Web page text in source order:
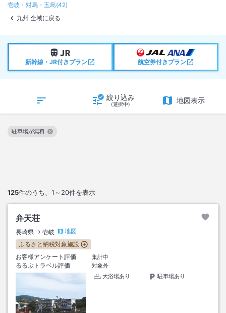
壱岐・対馬・五島(42)
九州 全域に戻る
新幹線・JR付きプラン 航空券付きプラン
絞り込み
(選択中) 地図表示
125件のうち、 1～20件を表示
駐車場が無料
この絞り込み条件を解除
弁天荘
長崎県 壱岐
地図
ふるさと納税対象施設
お客様アンケート評価
集計中
るるぶトラベル評価
対象外
大浴場あり
駐車場あり